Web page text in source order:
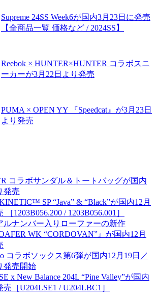
Supreme 24SS Week6が国内3月23日に発売
【全商品一覧 価格など / 2024SS】
Reebok × HUNTER×HUNTER コラボスニ
ーカーが3月22日より発売
PUMA × OPEN YY 『Speedcat』が3月23日
より発売
コラボサンダル＆トートバッグが国内
発売
SP “Java” & “Black”が国内12月
［1203B056.200 / 1203B056.001］
ルナンバー入りローファーの新作
WK “CORDOVAN”』が国内12月
コラボソックス第6弾が国内12月19日／
発売開始
x New Balance 204L “Pine Valley”が国内
売［U204LSE1 / U204LBC1］